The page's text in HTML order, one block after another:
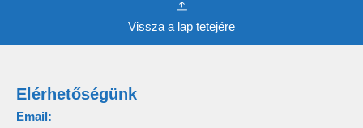
Vissza a lap tetejére
Elérhetőségünk
Email: